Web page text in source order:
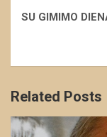
SU GIMIMO
Related Posts